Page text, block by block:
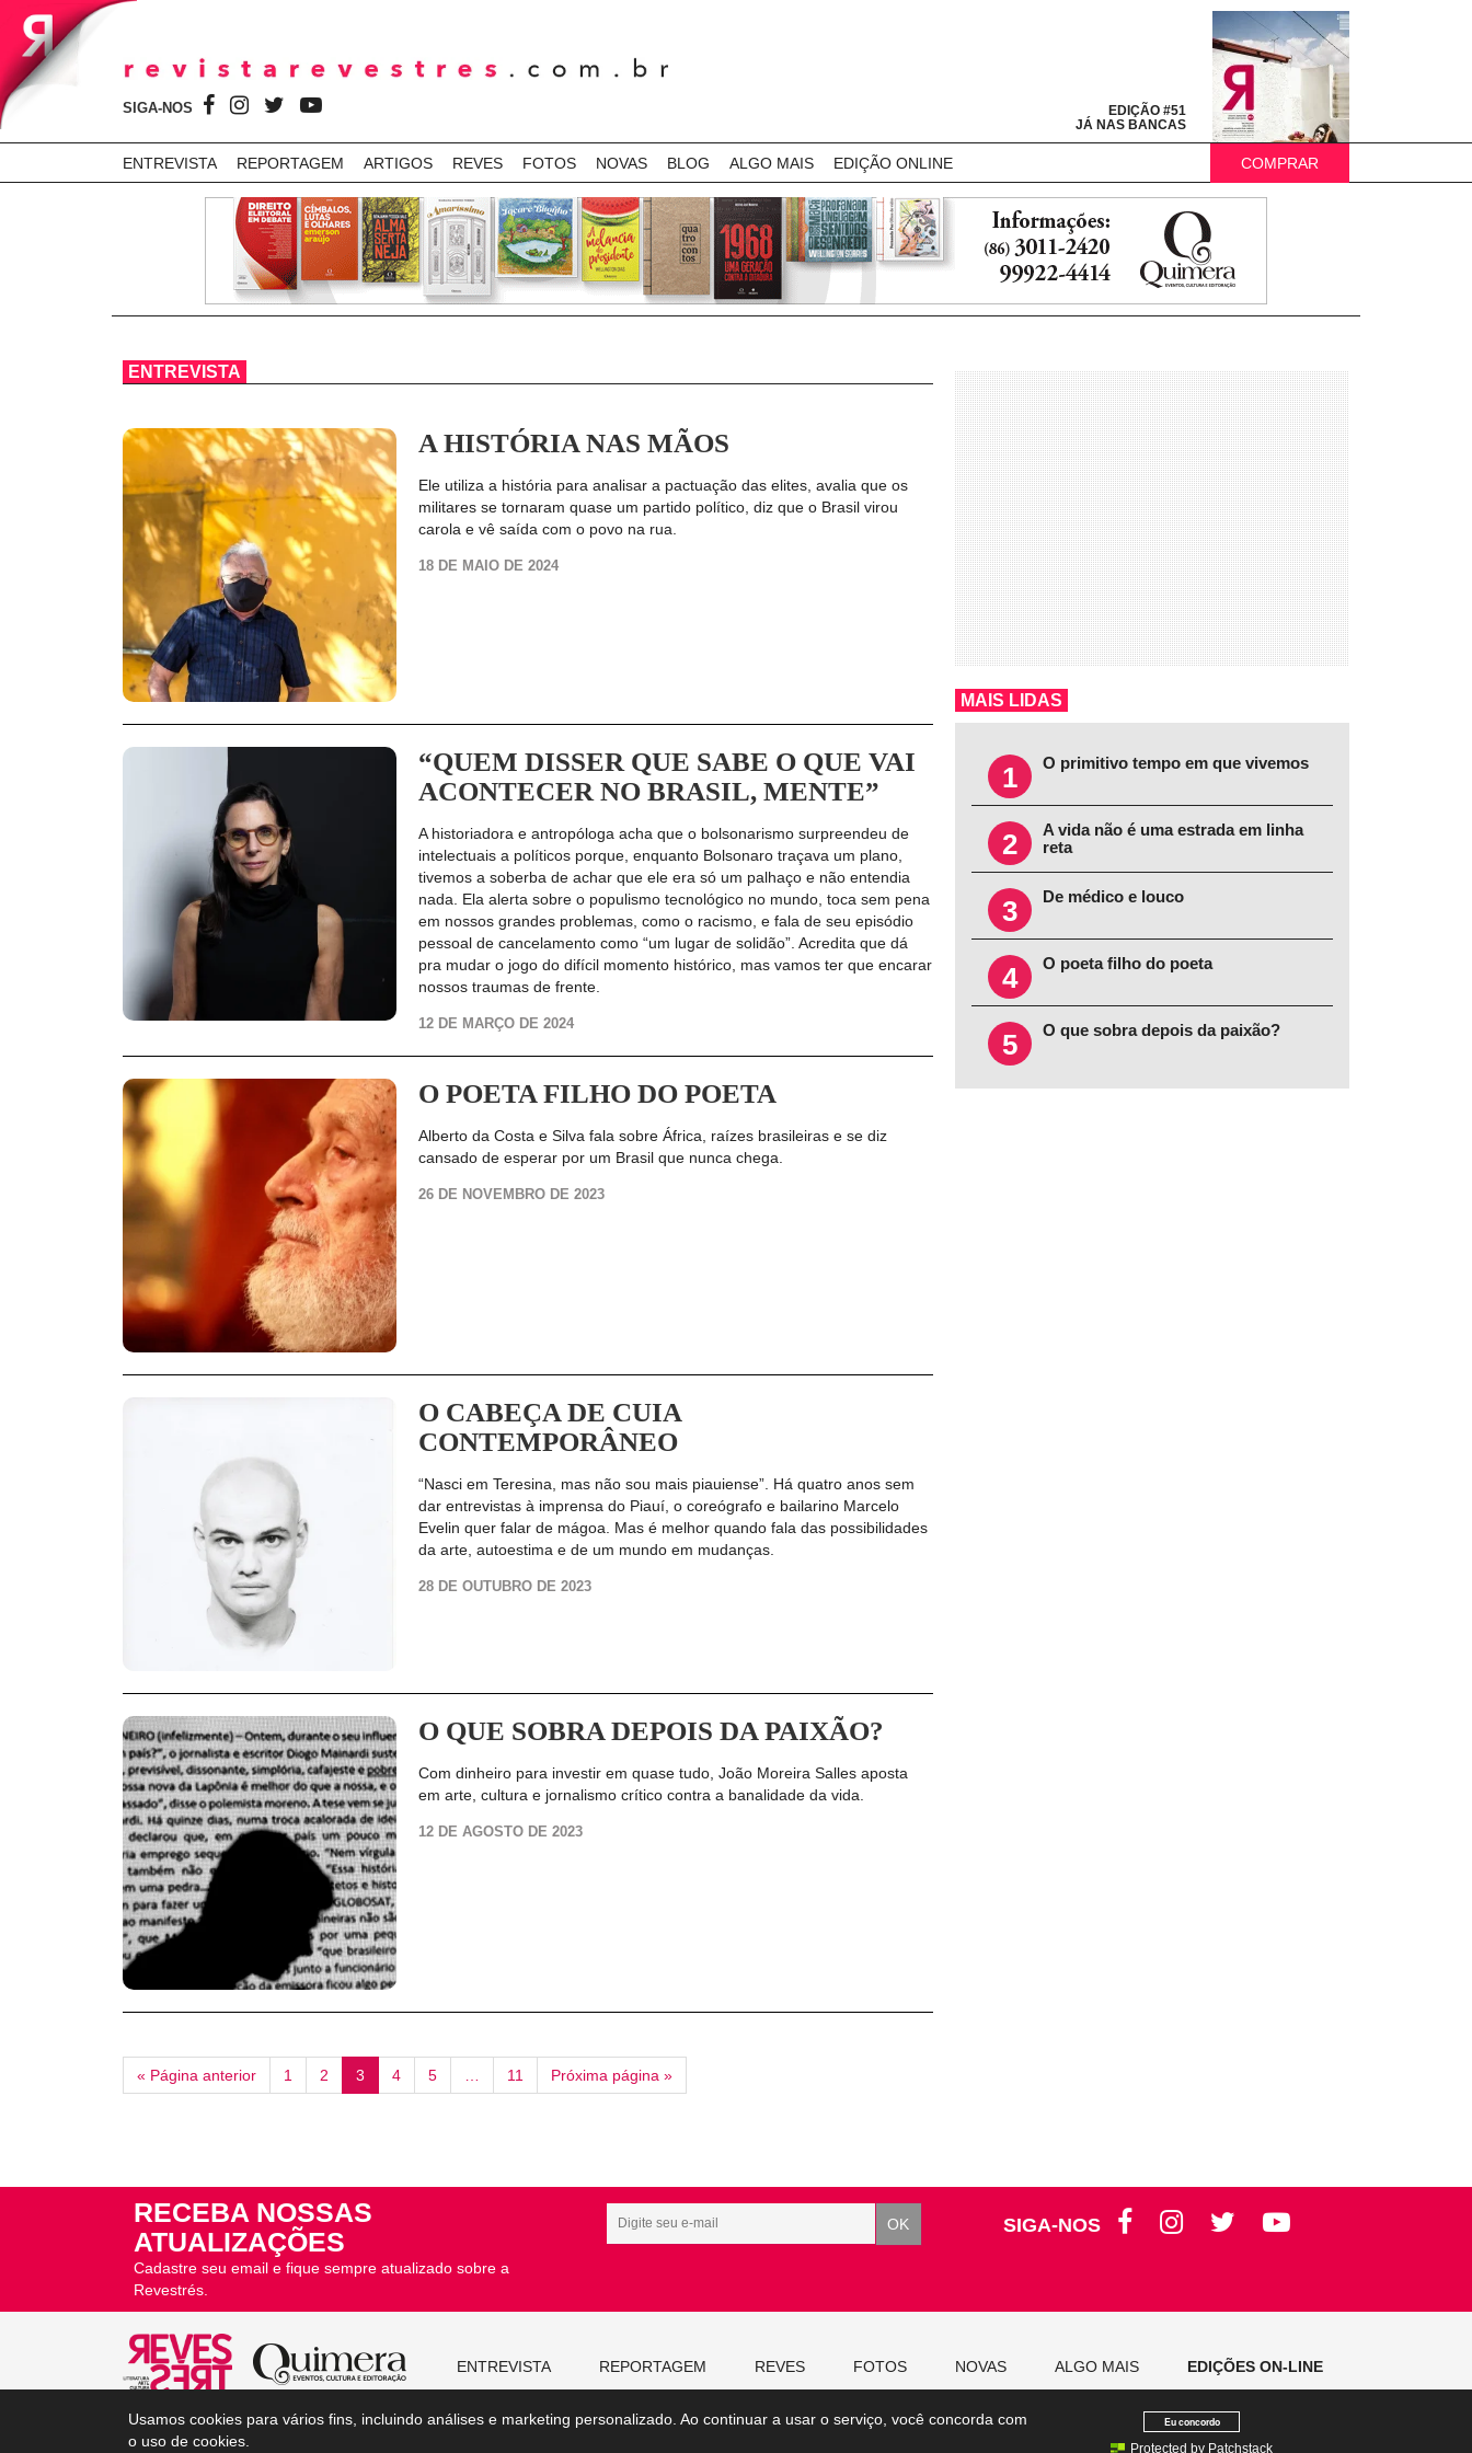
SIGA-NOS
EDIÇÃO #51
JÁ NAS BANCAS
ENTREVISTA REPORTAGEM ARTIGOS REVES FOTOS NOVAS BLOG ALGO MAIS EDIÇÃO ONLINE COMPRAR
ENTREVISTA
A HISTÓRIA NAS MÃOS
Ele utiliza a história para analisar a pactuação das elites, avalia que os
militares se tornaram quase um partido político, diz que o Brasil virou
carola e vê saída com o povo na rua.
18 DE MAIO DE 2024
“QUEM DISSER QUE SABE O QUE VAI
ACONTECER NO BRASIL, MENTE”
A historiadora e antropóloga acha que o bolsonarismo surpreendeu de
intelectuais a políticos porque, enquanto Bolsonaro traçava um plano,
tivemos a soberba de achar que ele era só um palhaço e não entendia
nada. Ela alerta sobre o populismo tecnológico no mundo, toca sem pena
em nossos grandes problemas, como o racismo, e fala de seu episódio
pessoal de cancelamento como “um lugar de solidão”. Acredita que dá
pra mudar o jogo do difícil momento histórico, mas vamos ter que encarar
nossos traumas de frente.
12 DE MARÇO DE 2024
O POETA FILHO DO POETA
Alberto da Costa e Silva fala sobre África, raízes brasileiras e se diz
cansado de esperar por um Brasil que nunca chega.
26 DE NOVEMBRO DE 2023
O CABEÇA DE CUIA
CONTEMPORÂNEO
“Nasci em Teresina, mas não sou mais piauiense”. Há quatro anos sem
dar entrevistas à imprensa do Piauí, o coreógrafo e bailarino Marcelo
Evelin quer falar de mágoa. Mas é melhor quando fala das possibilidades
da arte, autoestima e de um mundo em mudanças.
28 DE OUTUBRO DE 2023
O QUE SOBRA DEPOIS DA PAIXÃO?
Com dinheiro para investir em quase tudo, João Moreira Salles aposta
em arte, cultura e jornalismo crítico contra a banalidade da vida.
12 DE AGOSTO DE 2023
« Página anterior 1 2 3 4 5 11 Próxima página »
MAIS LIDAS
1 O primitivo tempo em que vivemos
2
A vida não é uma estrada em linha
reta
3 De médico e louco
4 O poeta filho do poeta
5 O que sobra depois da paixão?
RECEBA NOSSAS
ATUALIZAÇÕES
Cadastre seu email e fique sempre atualizado sobre a
Revestrés.
SIGA-NOS
ENTREVISTA REPORTAGEM REVES FOTOS NOVAS ALGO MAIS EDIÇÕES ON-LINE
© Copyright 2021 Revista Revestrés
Usamos cookies para vários fins, incluindo análises e marketing personalizado. Ao continuar a usar o serviço, você concorda com
o uso de cookies.
Eu concordo
Protected by Patchstack